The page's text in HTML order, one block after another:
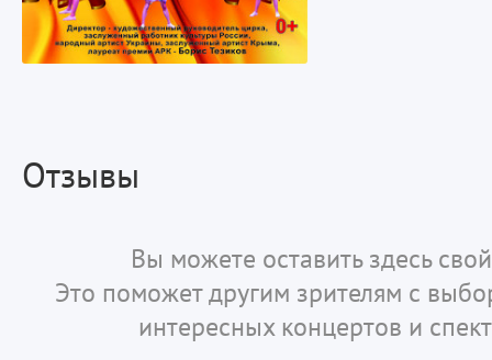
Отзывы
Вы можете оставить здесь
Это поможет другим зрителям с
интересных концертов и